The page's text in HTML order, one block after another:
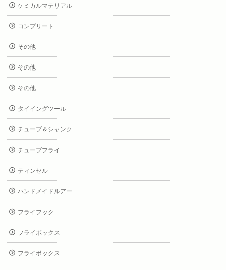
ケミカルマテリアル
コンプリート
その他
その他
その他
タイイングツール
チューブ＆シャンク
チューブフライ
ティンセル
ハンドメイドルアー
フライフック
フライボックス
フライボックス